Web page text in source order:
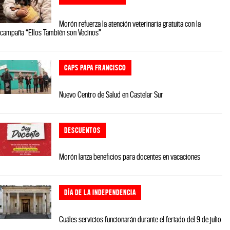
Morón refuerza la atención veterinaria gratuita con la
campaña “Ellos También son Vecinos”
CAPS PAPA FRANCISCO
Nuevo Centro de Salud en Castelar Sur
DESCUENTOS
Morón lanza beneficios para docentes en vacaciones
DÍA DE LA INDEPENDENCIA
Cuáles servicios funcionarán durante el feriado del 9 de julio